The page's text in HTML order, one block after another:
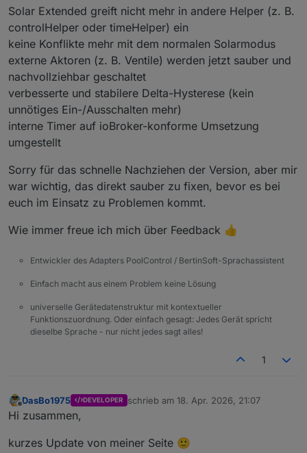
Solar Extended greift nicht mehr in andere Helper (z. B.
controlHelper oder timeHelper) ein
keine Konflikte mehr mit dem normalen Solarmodus
externe Aktoren (z. B. Ventile) werden jetzt sauber und
nachvollziehbar geschaltet
verbesserte und stabilere Delta-Hysterese (kein
unnötiges Ein-/Ausschalten mehr)
interne Timer auf ioBroker-konforme Umsetzung
umgestellt
Sorry für das schnelle Nachziehen der Version, aber mir
war wichtig, das direkt sauber zu fixen, bevor es bei
euch im Einsatz zu Problemen kommt.
Wie immer freue ich mich über Feedback 👍
Entwickler des Adapters PoolControl / BertinSoft-Sprachassistent
Einfach macht aus einem Problem keine Lösung
universelle Gerätedatenstruktur mit kontextueller
Funktionszuordnung. Oder einfach gesagt: Jedes Gerät spricht
dieselbe Sprache - nur nicht jedes sagt alles!
1
DasBo1975 DEVELOPER schrieb am 18. Apr. 2026, 21:07
zuletzt editiert von
Hi zusammen,
kurzes Update von meiner Seite 🙂